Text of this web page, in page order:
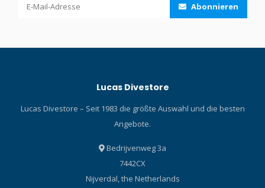
Abonnieren
Lucas Divestore
Lucas Divestore – Seit 1983 die größte Auswahl und die besten
Angebote.
Bedrijvenweg 3a
7442CX
Nijverdal, the Netherlands